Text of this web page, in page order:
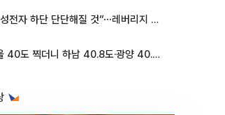
“삼성전자 하단 단단해질 것”⋯레버리지 규제에 쏠림 완화 [찐코노미]
서울 40도 찍더니 하남 40.8도·광양 40.2도…전국 '펄펄'